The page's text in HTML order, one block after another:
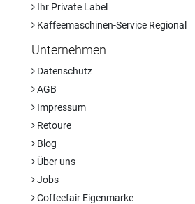
Ihr Private Label
Kaffeemaschinen-Service Regional
Unternehmen
Datenschutz
AGB
Impressum
Retoure
Blog
Über uns
Jobs
Coffeefair Eigenmarke